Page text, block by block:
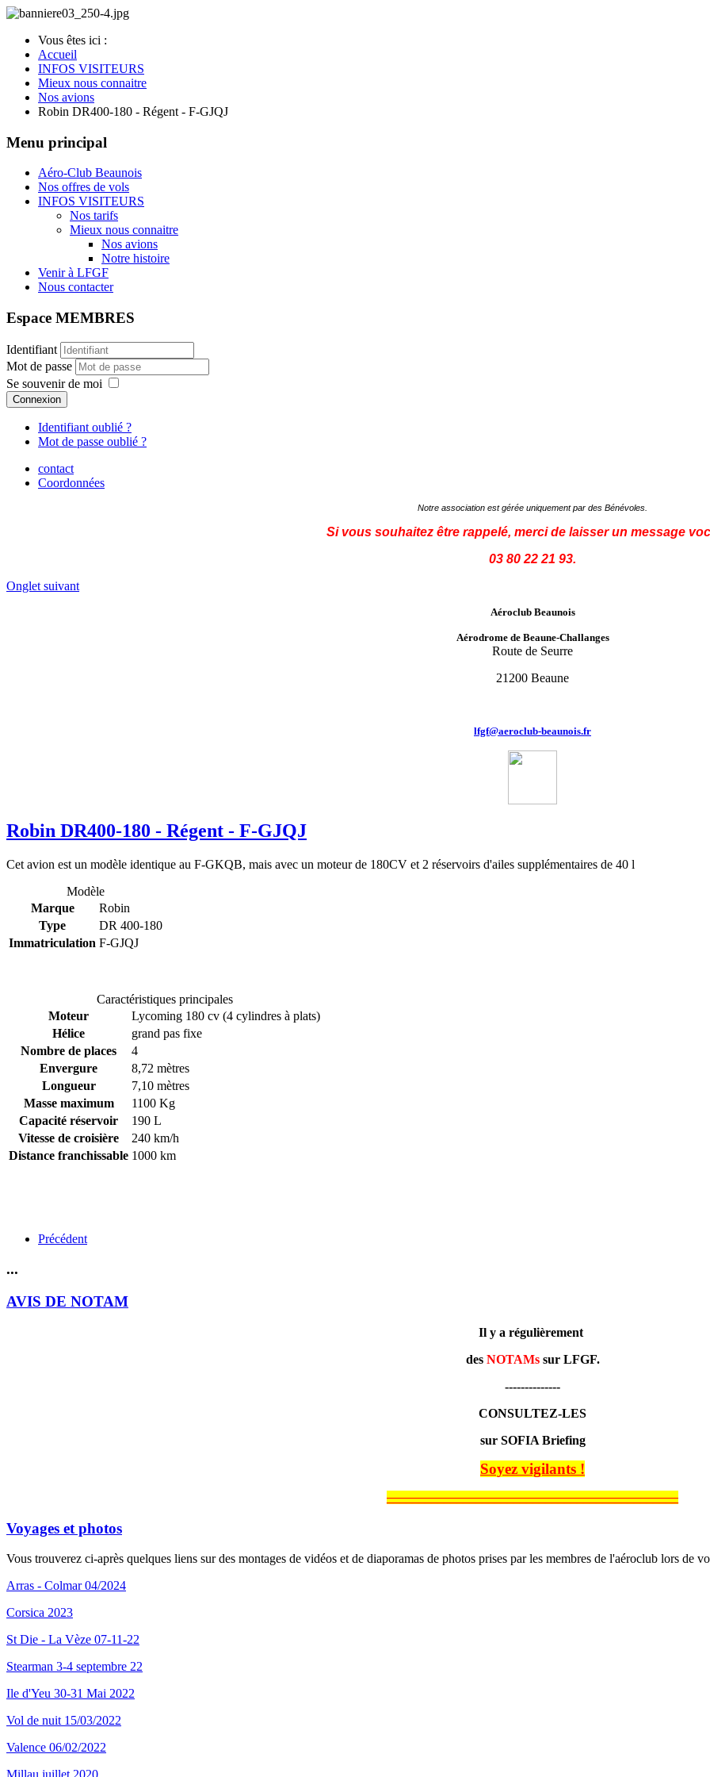
Vous êtes ici :
Accueil
INFOS VISITEURS
Mieux nous connaitre
Nos avions
Robin DR400-180 - Régent - F-GJQJ
Menu principal
Aéro-Club Beaunois
Nos offres de vols
INFOS VISITEURS
Nos tarifs
Mieux nous connaitre
Nos avions
Notre histoire
Venir à LFGF
Nous contacter
Espace MEMBRES
Identifiant
Mot de passe
Se souvenir de moi
Connexion
Identifiant oublié ?
Mot de passe oublié ?
contact
Coordonnées
Notre association est gérée uniquement par des Bénévoles.
Si vous souhaitez être rappelé, merci de laisser un message
03 80 22 21 93.
Onglet suivant
Aéroclub Beaunois
Aérodrome de Beaune-Challanges
Route de Seurre
21200 Beaune
lfgf@aeroclub-beaunois.fr
Robin DR400-180 - Régent - F-GJQJ
Cet avion est un modèle identique au F-GKQB, mais avec un moteur de 180CV et 2 réservoirs d'ailes supplémentaires de 40 l
Modèle
Marque
Robin
Type
DR 400-180
Immatriculation F-GJQJ
Caractéristiques principales
Moteur
Lycoming 180 cv (4 cylindres à plats)
Hélice
grand pas fixe
Nombre de places
4
Envergure
8,72 mètres
Longueur
7,10 mètres
Masse maximum
1100 Kg
Capacité réservoir
190 L
Vitesse de croisière
240 km/h
Distance franchissable 1000 km
Précédent
...
AVIS DE NOTAM
Il y a régulièrement
des NOTAMssur LFGF.
--------------
CONSULTEZ-LES
sur SOFIA Briefing
Soyez vigilants !
______________________________________________
Voyages et photos
Vous trouverez ci-après quelques liens sur des montages de vidéos et de diaporamas de photos prises par les membres de l'aéroclub lors de
Arras - Colmar 04/2024
Corsica 2023
St Die - La Vèze 07-11-22
Stearman 3-4 septembre 22
Ile d'Yeu 30-31 Mai 2022
Vol de nuit 15/03/2022
Valence 06/02/2022